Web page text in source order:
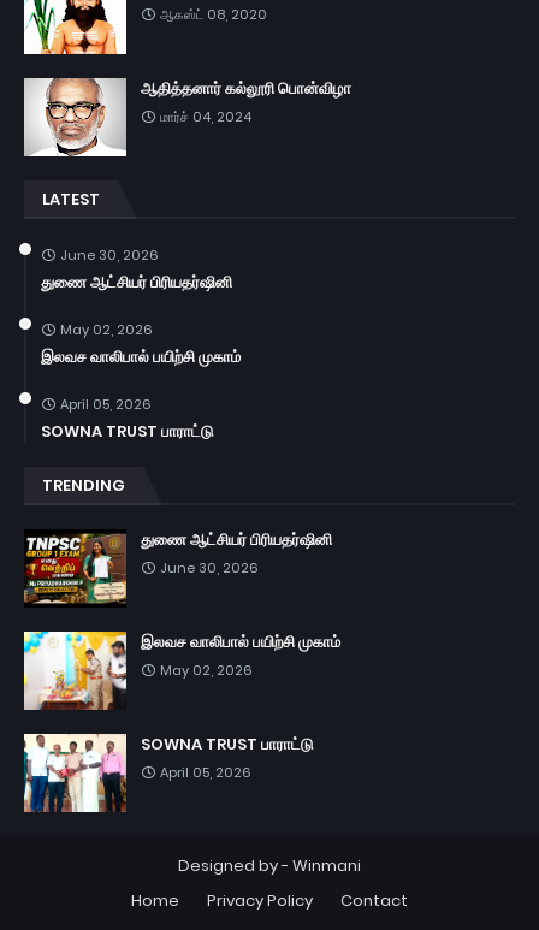
ஆகஸ்ட் 08, 2020
ஆதித்தனார் கல்லூரி பொன்விழா
மார்ச் 04, 2024
LATEST
June 30, 2026
துணை ஆட்சியர் பிரியதர்ஷினி
May 02, 2026
இலவச வாலிபால் பயிற்சி முகாம்
April 05, 2026
SOWNA TRUST பாராட்டு
TRENDING
துணை ஆட்சியர் பிரியதர்ஷினி
June 30, 2026
இலவச வாலிபால் பயிற்சி முகாம்
May 02, 2026
SOWNA TRUST பாராட்டு
April 05, 2026
Designed by - Winmani
Home
Privacy Policy Contact